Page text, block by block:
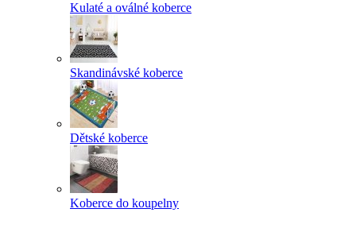
Kulaté a oválné koberce
Skandinávské koberce
Dětské koberce
Koberce do koupelny